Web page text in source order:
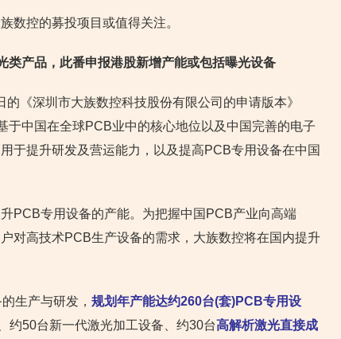
数控的募投项目或值得关注。
类产品，此番申报港股新增产能或包括曝光设备
《深圳市大族数控科技股份有限公司的申请版本》
于中国在全球PCB业中的核心地位以及中国完善的电子
于提升研发及营运能力，以及提高PCB专用设备在中国
PCB专用设备的产能。为把握中国PCB产业向高端
对高技术PCB生产设备的需求，大族数控将在国内提升
生产与研发， 规划年产能达约260台(套)PCB专用设
约50台新一代激光加工设备、约30台高解析激光直接成